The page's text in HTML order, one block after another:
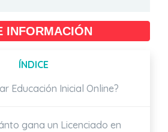
INFORMACIÓN
ÍNDICE
Educación Inicial Online?
gana un Licenciado en